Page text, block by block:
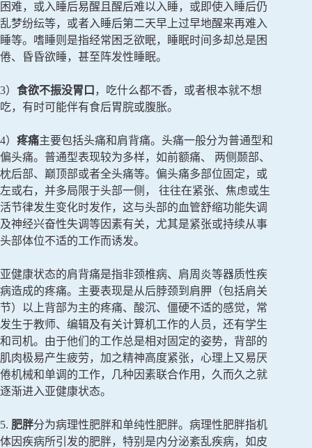
困难，或入睡后易醒且醒后难以入睡，或即使入睡后仍
乱梦纷纭等，或者入睡后第二天早上过早地醒来再难入
睡等。嗜睡则是指经常困乏欲眠，睡眠时间多却总是困
倦、昏昏欲睡，甚至阵发性睡眠。
3） 食欲不振没胃口 ，吃什么都不香，或者根本就不想
吃，有时可能伴有食后胃脘或腹胀。
4） 疼痛主要包括头痛和肩背痛。头痛一般分为普通型和
偏头痛。普通型表现较为多样，如前额痛、 两侧颞部、
枕后部、巅顶部或者全头痛等。偏头痛多部位固定，或
左或右，并多局限于头部一侧， 往往在紧张、焦虑或生
活节律发生变化时发作，这与头部的血管舒缩功能失调
及神经兴奋性失调等因素有关，尤其是紧张或持续从事
头部体位不适的工作而诱发。
亚健康状态的肩背痛是指非颈椎病、肩周炎等器质性疾
病造成的疼痛。主要表现是从后脖颈到肩胛（包括肩关
节）以上背部为主的疼痛、酸沉、僵硬不适的感觉，常
发生于教师、编辑及有关计算机工作的人员，还有学生
和司机。由于他们的工作总是相对固定的姿势，背部的
肌肉极易产生疲劳，加之精神高度紧张，心理上又易厌
倦机械和单调的工作，几种因素联合作用，久而久之就
逐渐进入亚健康状态。
5. 肥胖分为病理性肥胖和单纯性肥胖。病理性肥胖指机
体因疾病所引发的肥胖，特别是内分泌紊乱疾病，如皮